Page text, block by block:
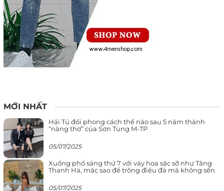
MỚI NHẤT
Hải Tú đổi phong cách thế nào sau 5 năm thành
“nàng thơ” của Sơn Tùng M-TP
05/07/2025
Xuống phố sáng thứ 7 với váy hoa sặc sỡ như Tăng
Thanh Hà, mặc sao để trông điệu đà mà không sến
05/07/2025